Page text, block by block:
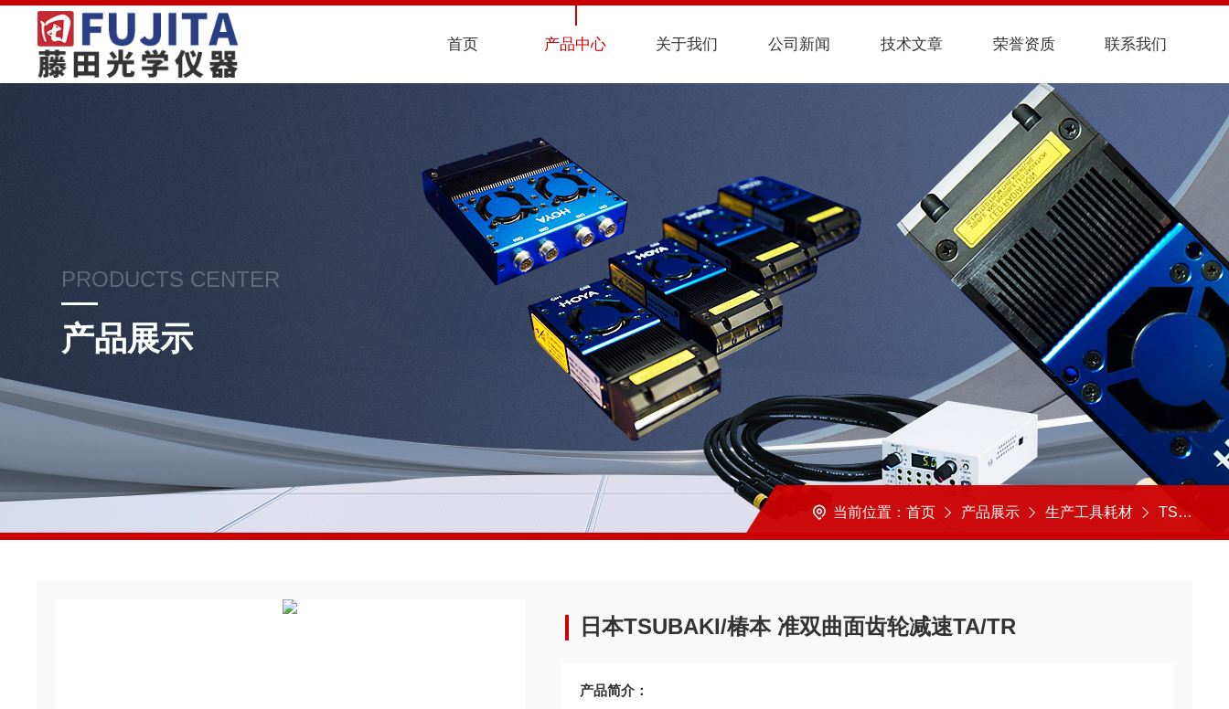
首页 产品中心 关于我们 公司新闻 技术文章 荣誉资质 联系我们
PRODUCTS CENTER
产品展示
当前位置： 首页 产品展示 生产工具耗材 TSUBAKI/椿本
日本TSUBAKI/椿本 准双曲面齿轮减速TA/TR
产品简介：